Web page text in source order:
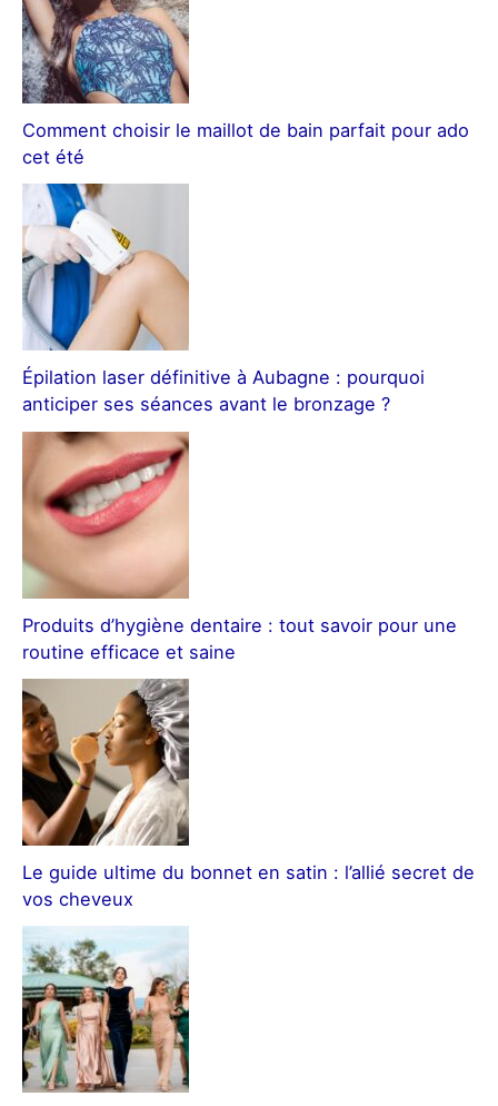
Comment choisir le maillot de bain parfait pour ado
cet été
Épilation laser définitive à Aubagne : pourquoi
anticiper ses séances avant le bronzage ?
Produits d’hygiène dentaire : tout savoir pour une
routine efficace et saine
Le guide ultime du bonnet en satin : l’allié secret de
vos cheveux